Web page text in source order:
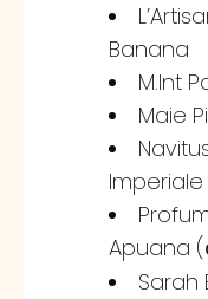
Banana
M.Int
Maie
Imperiale
Apuana (
Sarah